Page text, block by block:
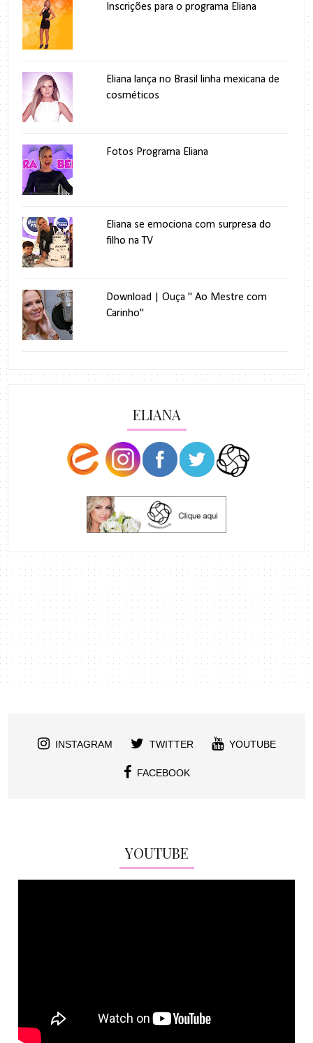
Inscrições para o programa Eliana
Eliana lança no Brasil linha mexicana de
cosméticos
Fotos Programa Eliana
Eliana se emociona com surpresa do
filho na TV
Download | Ouça " Ao Mestre com
Carinho"
ELIANA
INSTAGRAM TWITTER YOUTUBE
FACEBOOK
YOUTUBE